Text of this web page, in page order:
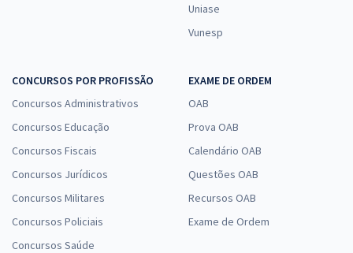
Uniase
Vunesp
CONCURSOS POR PROFISSÃO
Concursos Administrativos
Concursos Educação
Concursos Fiscais
Concursos Jurídicos
Concursos Militares
Concursos Policiais
Concursos Saúde
EXAME DE ORDEM
OAB
Prova OAB
Calendário OAB
Questões OAB
Recursos OAB
Exame de Ordem